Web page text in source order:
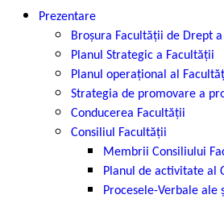
Prezentare
Broșura Facultății de Drept a
Planul Strategic a Facultății
Planul operațional al
Strategia de promovare a
Conducerea Facultății
Consiliul Facultății
Membrii Consiliului
Planul de activitate al
Procesele-Verbale ale